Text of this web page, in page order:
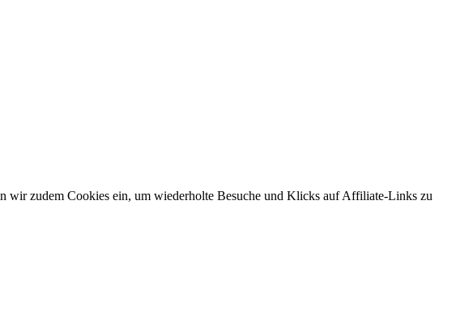
wir zudem Cookies ein, um wiederholte Besuche und Klicks auf Affiliate-Links zu